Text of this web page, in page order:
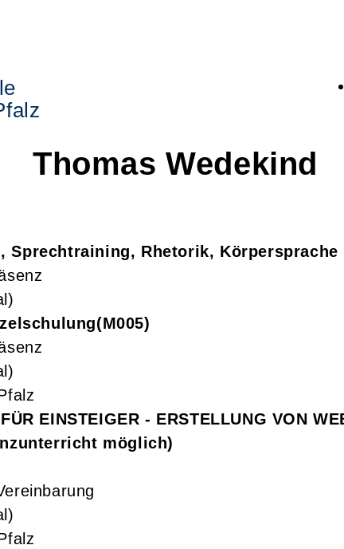
ThomasWedekind
Sprechtraining, Rhetorik, Körpersprache
M005
EINSTEIGER - ERSTELLUNG VON
möglich)